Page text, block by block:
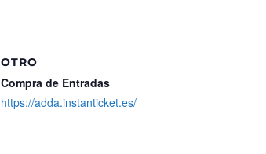
OTRO
Compra de Entradas
https://adda.instanticket.es/